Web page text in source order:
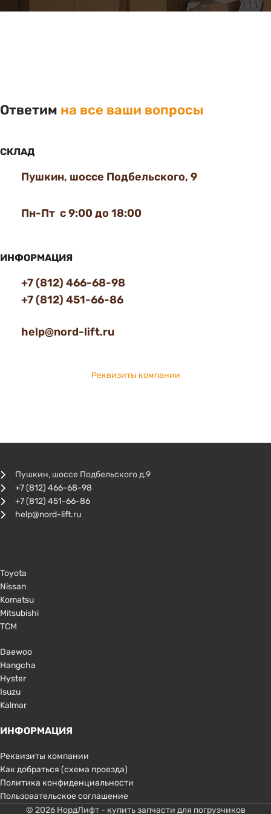
Ответим на все ваши вопросы
СКЛАД
Пушкин, шоссе Подбельского, 9
Пн-Пт с 9:00 до 18:00
ИНФОРМАЦИЯ
+7 (812) 466-68-98
+7 (812) 451-66-86
help@nord-lift.ru
Реквизиты компании
Пушкин, шоссе Подбельского д.9
+7 (812) 466-68-98
+7 (812) 451-66-86
help@nord-lift.ru
Toyota
Nissan
Komatsu
Mitsubishi
TCM
Daewoo
Hangcha
Hyster
Isuzu
Kalmar
ИНФОРМАЦИЯ
Реквизиты компании
Как добраться (схема проезда)
Политика конфиденциальности
Пользовательское соглашение
© 2026 НордЛифт - купить запчасти для погрузчиков